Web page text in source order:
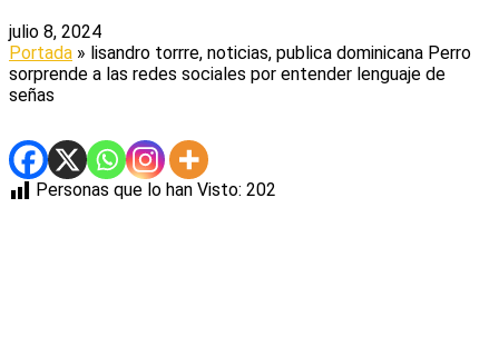
julio 8, 2024
Portada » lisandro torrre, noticias, publica dominicana Perro
sorprende a las redes sociales por entender lenguaje de
señas
Personas que lo han Visto: 202